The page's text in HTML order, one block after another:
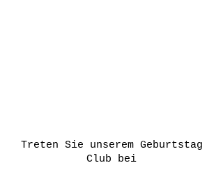
Treten Sie unserem Geburtstag
Club bei